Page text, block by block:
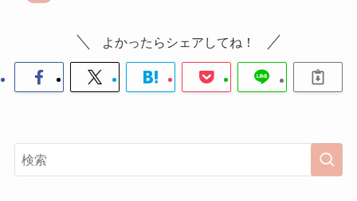
よかったらシェアしてね！